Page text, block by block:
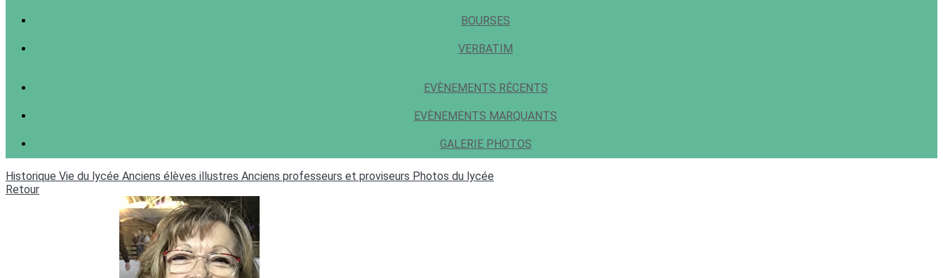
BOURSES
VERBATIM
EVÈNEMENTS RÉCENTS
EVÈNEMENTS MARQUANTS
GALERIE PHOTOS
Historique Vie du lycée Anciens élèves illustres Anciens professeurs et proviseurs Photos du lycée
Retour